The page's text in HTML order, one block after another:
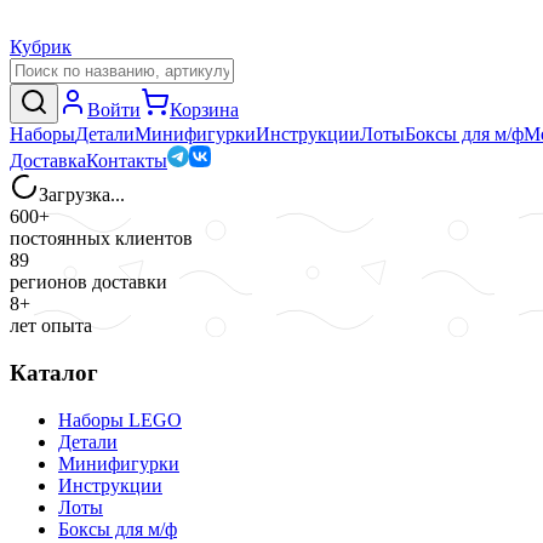
Кубрик
Войти
Корзина
НаборыДеталиМинифигуркиИнструкцииЛотыБоксы для м/ф
ДоставкаКонтакты
Загрузка...
600+
постоянных клиентов
89
регионов доставки
8+
лет опыта
Каталог
Наборы LEGO
Детали
Минифигурки
Инструкции
Лоты
Боксы для м/ф